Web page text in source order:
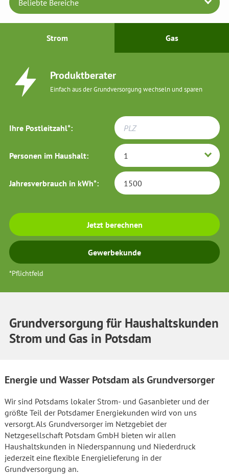
Strom Gas
Stoerung
icon
Produktberater
Einfach aus der Grundversorgung wechseln und sparen
Ihre Postleitzahl*:
Personen im Haushalt:
Jahres­verbrauch in kWh*:
Jetzt berechnen
Gewerbekunde
*Pflichtfeld
Grundversorgung für Haushaltskunden
Strom und Gas in Potsdam
Energie und Wasser Potsdam als Grundversorger
Wir sind Potsdams lokaler Strom- und Gasanbieter und der
größte Teil der Potsdamer Energiekunden wird von uns
versorgt. Als Grundversorger im Netzgebiet der
Netzgesellschaft Potsdam GmbH bieten wir allen
Haushaltskunden in Niederspannung und Niederdruck
jederzeit eine flexible Energielieferung in der
Grundversorgung an.